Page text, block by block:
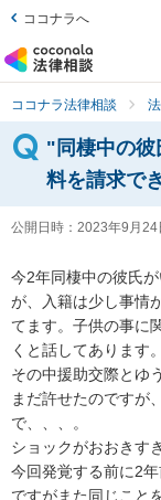
ココナラへ
ココナラ法律相談
"同棲中の彼
料を請求で
公開日時： 2023年9月24
今2年同棲中の彼氏
が、入籍は少し事情
てます。子供の事に
くと話してあります
その中援助交際とゆ
まだ許せたのですが
で、、、。
ショックがおおきす
今回発覚する前に2
ですがまた同じこと